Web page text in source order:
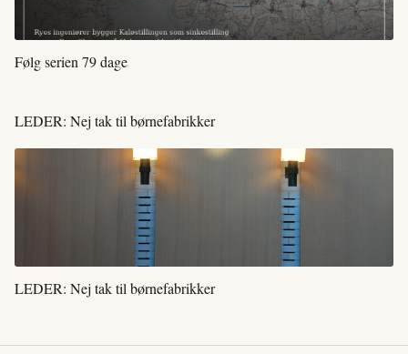
Følg serien 79 dage
LEDER: Nej tak til børnefabrikker
LEDER: Nej tak til børnefabrikker